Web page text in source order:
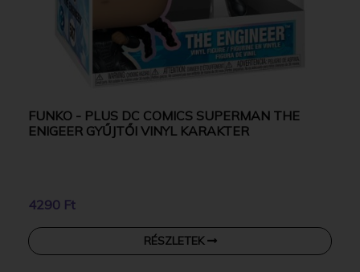
FUNKO - PLUS DC COMICS SUPERMAN THE
ENIGEER GYŰJTŐI VINYL KARAKTER
4290 Ft
RÉSZLETEK